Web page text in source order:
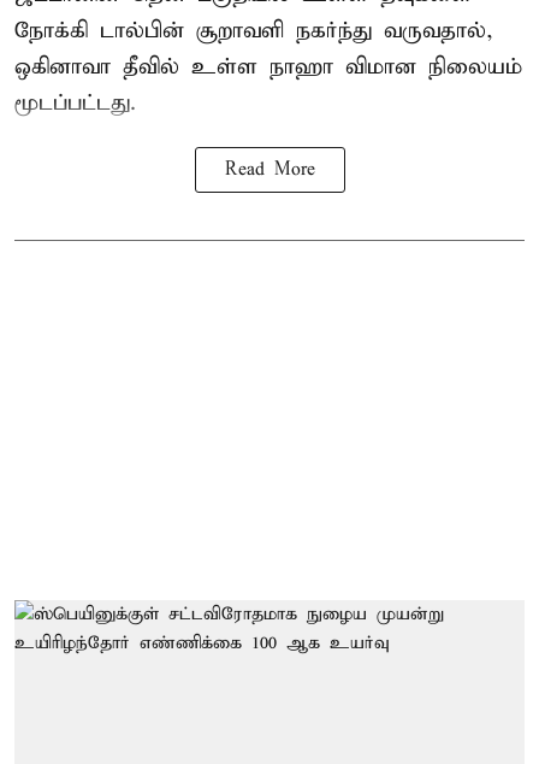
நோக்கி டால்பின் சூறாவளி நகர்ந்து வருவதால்,
ஒகினாவா தீவில் உள்ள நாஹா விமான நிலையம்
மூடப்பட்டது.
Read More